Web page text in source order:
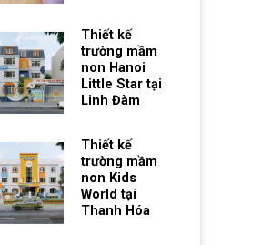
Thiết kế
trường mầm
non Hanoi
Little Star tại
Linh Đàm
Thiết kế
trường mầm
non Kids
World tại
Thanh Hóa